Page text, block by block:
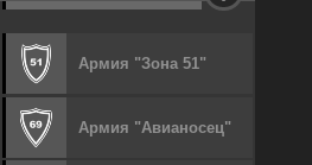
Армия "Зона 51"
Армия "Авианосец"